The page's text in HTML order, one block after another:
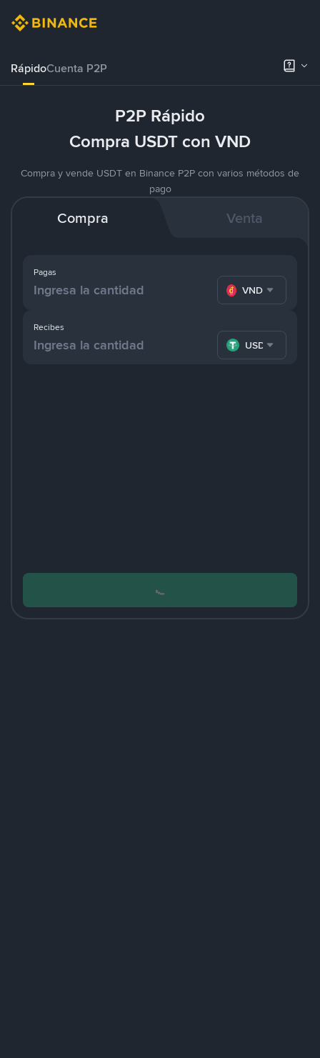
RápidoCuenta P2P
P2P Rápido
Compra USDT con VND
Compra y vende USDT en Binance P2P con varios métodos de
pago
Compra Venta
Pagas
VND
Recibes
USDT